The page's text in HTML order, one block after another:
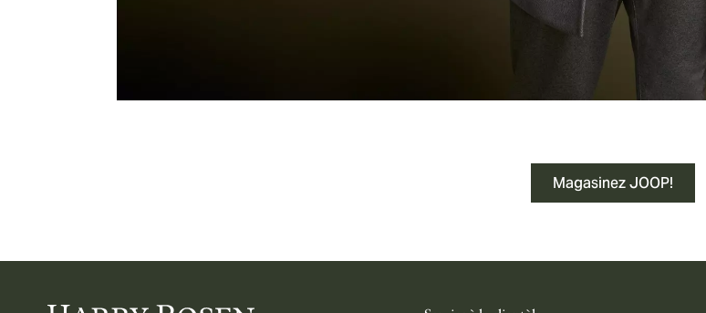
Magasinez JOOP!